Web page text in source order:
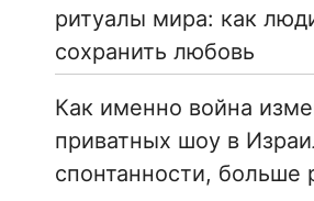
ритуалы мира: как
сохранить любовь
Как именно война
приватных шоу в
спонтанности, больше